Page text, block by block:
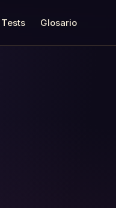
Tests Glosario